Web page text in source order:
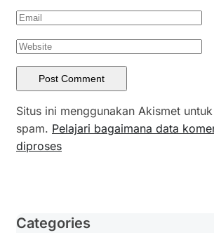
Situs ini menggunakan Akismet
spam. Pelajari bagaimana data
diproses
Categories